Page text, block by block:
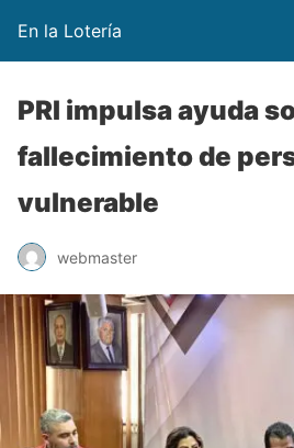
En la Lotería
PRI impulsa ayuda
fallecimiento de
vulnerable
webmaster